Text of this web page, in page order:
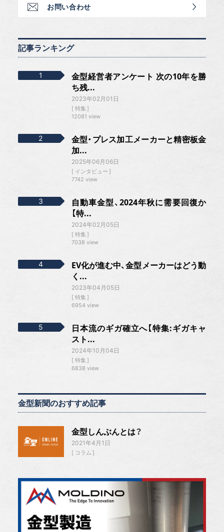
お問い合わせ
記事ランキング
金型経営者アンケート 次の10年を勝
ち残...
2023年02月01日
特集
12081 view
金型・プレス加工メーカーと精密板金
加...
2025年06月06日
インタビュー
7742 view
自動車金型、2024年秋に需要回復か
【特...
2024年02月05日
特集
7038 view
EV化が進む中、金型メーカーはどう動
く...
2023年04月05日
特集
6954 view
日本流のギガ確立へ【特集:ギガキャ
スト...
2024年10月04日
特集
6838 view
金型新聞のおすすめ記事
金型しんぶんとは？
2021年4月1日
コラム